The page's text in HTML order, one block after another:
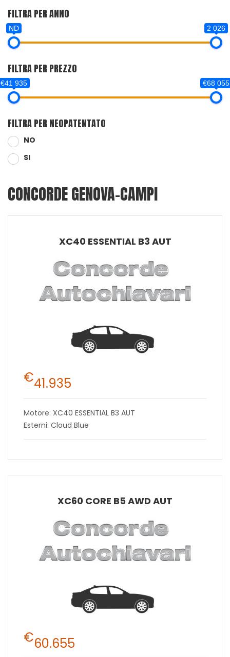
FILTRA PER ANNO
ND 2 026
FILTRA PER PREZZO
€41 935 €68 055
FILTRA PER NEOPATENTATO
NO
SI
CONCORDE GENOVA-CAMPI
XC40 ESSENTIAL B3 AUT
€41.935
Motore: XC40 ESSENTIAL B3 AUT
Esterni: Cloud Blue
XC60 CORE B5 AWD AUT
€60.655